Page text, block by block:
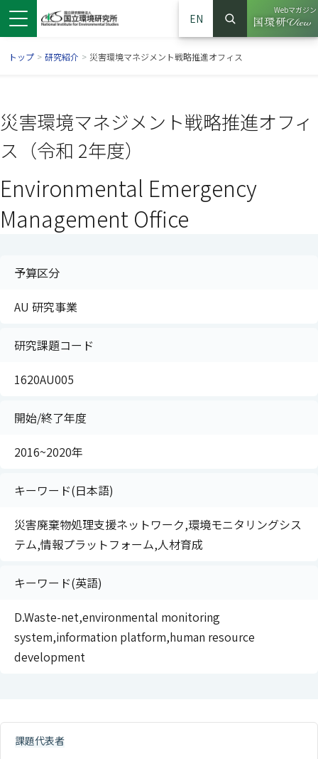
EN
サイト内検索
検索
Webマガジン
（別ウイ
トップ > 研究紹介 > 災害環境マネジメント戦略推進オフィス
災害環境マネジメント戦略推進オフィ
ス（令和 2年度）
Environmental Emergency
Management Office
予算区分
AU 研究事業
研究課題コード
1620AU005
開始/終了年度
2016~2020年
キーワード(日本語)
災害廃棄物処理支援ネットワーク,環境モニタリングシス
テム,情報プラットフォーム,人材育成
キーワード(英語)
D.Waste-net,environmental monitoring
system,information platform,human resource
development
課題代表者